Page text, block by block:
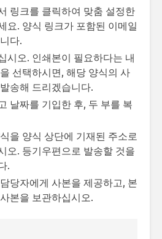
링크를 클릭하여 맞춤 설정한
요. 양식 링크가 포함된 이메일
다.
시오. 인쇄본이 필요하다는 내
선택하시면, 해당 양식의 사
송해 드리겠습니다.
날짜를 기입한 후, 두 부를 복
을 양식 상단에 기재된 주소로
오. 등기우편으로 발송할 것을
.
당자에게 사본을 제공하고, 본
본을 보관하십시오.